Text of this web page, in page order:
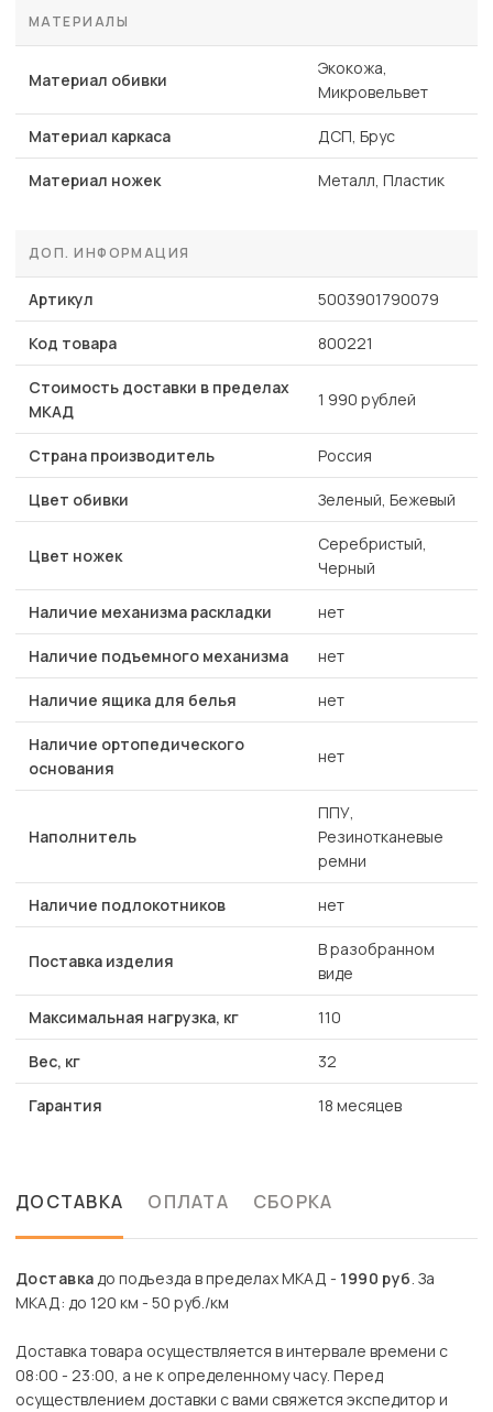
МАТЕРИАЛЫ
Материал обивки
Экокожа,
Микровельвет
Материал каркаса ДСП, Брус
Материал ножек Металл, Пластик
ДОП. ИНФОРМАЦИЯ
Артикул 5003901790079
Код товара 800221
Стоимость доставки в пределах
МКАД
1 990 рублей
Страна производитель Россия
Цвет обивки Зеленый, Бежевый
Цвет ножек
Серебристый,
Черный
Наличие механизма раскладки нет
Наличие подъемного механизма нет
Наличие ящика для белья нет
Наличие ортопедического
основания
нет
Наполнитель
ППУ,
Резинотканевые
ремни
Наличие подлокотников нет
Поставка изделия
В разобранном
виде
Максимальная нагрузка, кг 110
Вес, кг 32
Гарантия 18 месяцев
ДОСТАВКА ОПЛАТА СБОРКА
Доставкадо подъезда в пределах МКАД - 1990 руб. За
МКАД: до 120 км - 50 руб./км
Доставка товара осуществляется в интервале времени с
08:00 - 23:00, а не к определенному часу. Перед
осуществлением доставки с вами свяжется экспедитор и